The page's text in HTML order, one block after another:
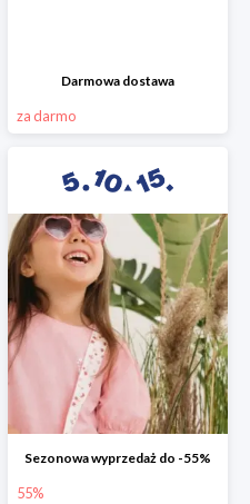
Darmowa dostawa
za darmo
Sezonowa wyprzedaż do -55%
55%